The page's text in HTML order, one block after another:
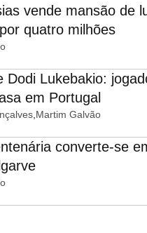
vende mansão de
quatro milhões
Dodi Lukebakio:
em Portugal
Martim Galvão
converte-se